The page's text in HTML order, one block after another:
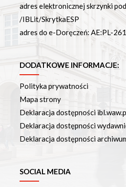
adres elektronicznej skrzynki
/IBLit/SkrytkaESP
adres do e-Doręczeń: AE:PL-
DODATKOWE INFORMACJE:
Polityka prywatności
Mapa strony
Deklaracja dostępności
Deklaracja dostępności
Deklaracja dostępności
SOCIAL MEDIA